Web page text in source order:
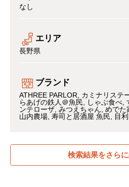
なし
エリア
長野県
ブランド
ATHREE PARLOR カミナリステ
らあげの鉄人＠魚民
しゃぶ食べ
ンテローザ みつえちゃん めでた
山内農場 寿司と居酒屋 魚民 目
検索結果をさら